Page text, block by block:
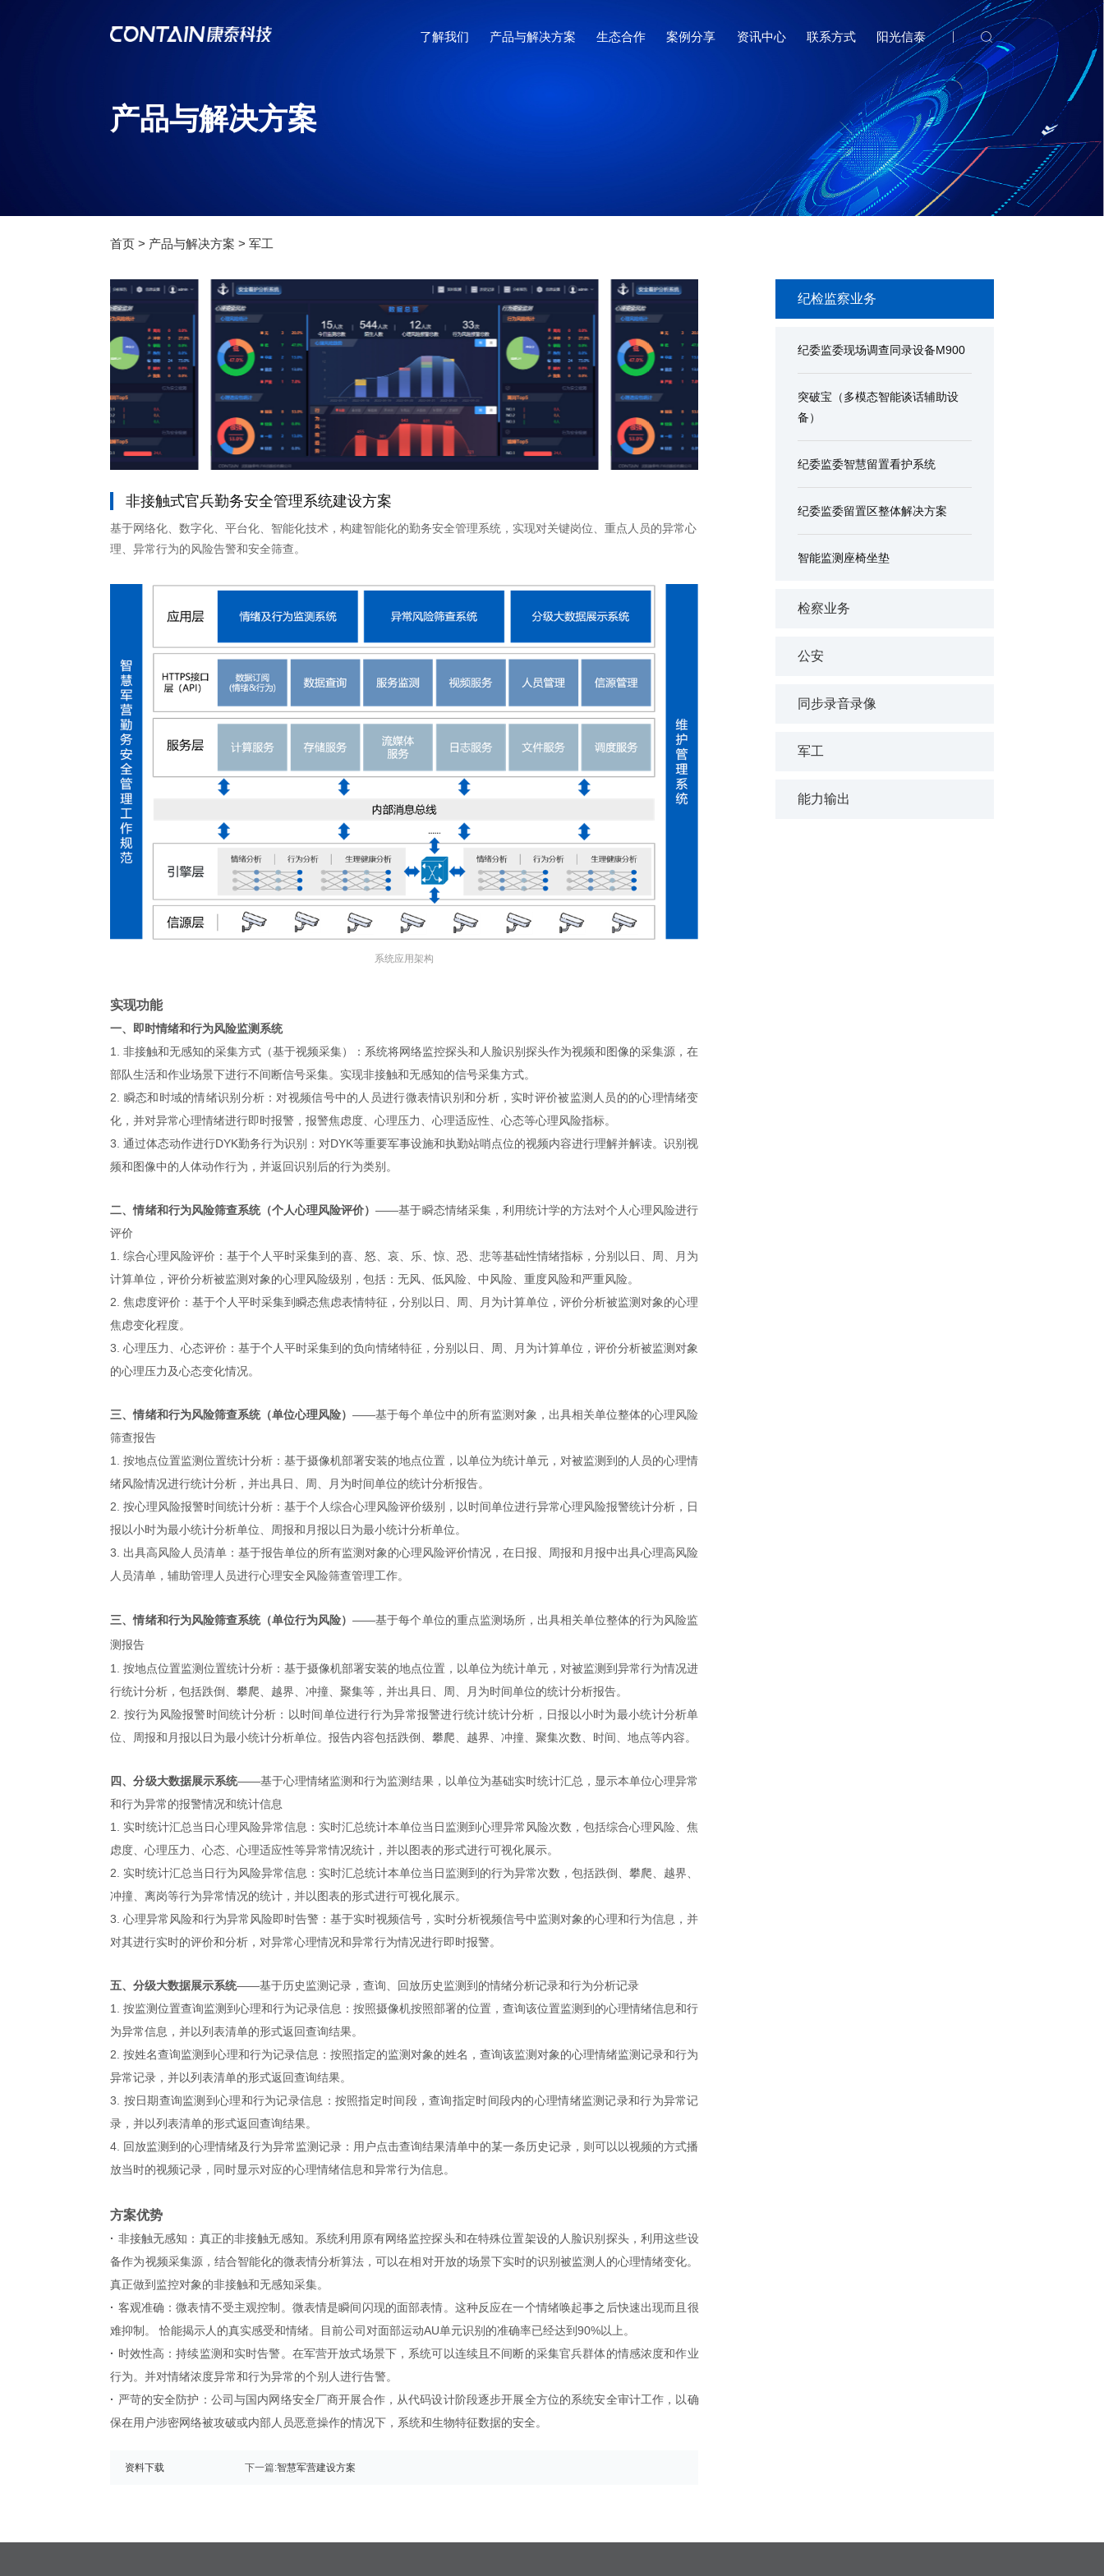
了解我们 产品与解决方案 生态合作 案例分享 资讯中心 联系方式 阳光信泰
产品与解决方案
首页 > 产品与解决方案 >军工
非接触式官兵勤务安全管理系统建设方案
基于网络化、数字化、平台化、智能化技术，构建智能化的勤务安全管理系统，实现对关键岗位、重点人员的异常心
理、异常行为的风险告警和安全筛查。
系统应用架构
实现功能
一、即时情绪和行为风险监测系统
1. 非接触和无感知的采集方式（基于视频采集）： 系统将网络监控探头和人脸识别探头作为视频和图像的采集源，在
部队生活和作业场景下进行不间断信号采集。实现非接触和无感知的信号采集方式。
2. 瞬态和时域的情绪识别分析：对视频信号中的人员进行微表情识别和分析，实时评价被监测人员的的心理情绪变
化，并对异常心理情绪进行即时报警，报警焦虑度、心理压力、心理适应性、心态等心理风险指标。
3. 通过体态动作进行DYK勤务行为识别：对DYK等重要军事设施和执勤站哨点位的视频内容进行理解并解读。识别视
频和图像中的人体动作行为，并返回识别后的行为类别。
二、情绪和行为风险筛查系统（个人心理风险评价）——基于瞬态情绪采集，利用统计学的方法对个人心理风险进行
评价
1. 综合心理风险评价：基于个人平时采集到的喜、怒、哀、乐、惊、恐、悲等基础性情绪指标，分别以日、周、月为
计算单位，评价分析被监测对象的心理风险级别，包括：无风、低风险、中风险、重度风险和严重风险。
2. 焦虑度评价：基于个人平时采集到瞬态焦虑表情特征，分别以日、周、月为计算单位，评价分析被监测对象的心理
焦虑变化程度。
3. 心理压力、心态评价：基于个人平时采集到的负向情绪特征，分别以日、周、月为计算单位，评价分析被监测对象
的心理压力及心态变化情况。
三、情绪和行为风险筛查系统（单位心理风险）——基于每个单位中的所有监测对象，出具相关单位整体的心理风险
筛查报告
1. 按地点位置监测位置统计分析：基于摄像机部署安装的地点位置，以单位为统计单元，对被监测到的人员的心理情
绪风险情况进行统计分析，并出具日、周、月为时间单位的统计分析报告。
2. 按心理风险报警时间统计分析：基于个人综合心理风险评价级别，以时间单位进行异常心理风险报警统计分析，日
报以小时为最小统计分析单位、周报和月报以日为最小统计分析单位。
3. 出具高风险人员清单：基于报告单位的所有监测对象的心理风险评价情况，在日报、周报和月报中出具心理高风险
人员清单，辅助管理人员进行心理安全风险筛查管理工作。
三、情绪和行为风险筛查系统（单位行为风险）——基于每个单位的重点监测场所，出具相关单位整体的行为风险监
测报告
1. 按地点位置监测位置统计分析：基于摄像机部署安装的地点位置，以单位为统计单元，对被监测到异常行为情况进
行统计分析，包括跌倒、攀爬、越界、冲撞、聚集等，并出具日、周、月为时间单位的统计分析报告。
2. 按行为风险报警时间统计分析： 以时间单位进行行为异常报警进行统计统计分析，日报以小时为最小统计分析单
位、周报和月报以日为最小统计分析单位。报告内容包括跌倒、攀爬、越界、冲撞、聚集次数、时间、地点等内容。
四、分级大数据展示系统——基于心理情绪监测和行为监测结果，以单位为基础实时统计汇总，显示本单位心理异常
和行为异常的报警情况和统计信息
1. 实时统计汇总当日心理风险异常信息： 实时汇总统计本单位当日监测到心理异常风险次数，包括综合心理风险、焦
虑度、心理压力、心态、心理适应性等异常情况统计，并以图表的形式进行可视化展示。
2. 实时统计汇总当日行为风险异常信息： 实时汇总统计本单位当日监测到的行为异常次数，包括跌倒、攀爬、越界、
冲撞、离岗等行为异常情况的统计，并以图表的形式进行可视化展示。
3. 心理异常风险和行为异常风险即时告警：基于实时视频信号，实时分析视频信号中监测对象的心理和行为信息，并
对其进行实时的评价和分析，对异常心理情况和异常行为情况进行即时报警。
五、分级大数据展示系统——基于历史监测记录，查询、回放历史监测到的情绪分析记录和行为分析记录
1. 按监测位置查询监测到心理和行为记录信息：按照摄像机按照部署的位置，查询该位置监测到的心理情绪信息和行
为异常信息，并以列表清单的形式返回查询结果。
2. 按姓名查询监测到心理和行为记录信息：按照指定的监测对象的姓名，查询该监测对象的心理情绪监测记录和行为
异常记录，并以列表清单的形式返回查询结果。
3. 按日期查询监测到心理和行为记录信息： 按照指定时间段，查询指定时间段内的心理情绪监测记录和行为异常记
录，并以列表清单的形式返回查询结果。
4. 回放监测到的心理情绪及行为异常监测记录： 用户点击查询结果清单中的某一条历史记录，则可以以视频的方式播
放当时的视频记录，同时显示对应的心理情绪信息和异常行为信息。
方案优势
· 非接触无感知 ： 真正的非接触无感知。 系统利用原有网络监控探头和在特殊位置架设的人脸识别探头，利用这些设
备作为视频采集源，结合智能化的微表情分析算法，可以在相对开放的场景下实时的识别被监测人的心理情绪变化。
真正做到监控对象的非接触和无感知采集。
· 客观准确 ：微表情不受主观控制。 微表情是瞬间闪现的面部表情。这种反应在一个情绪唤起事之后快速出现而且很
难抑制。 恰能揭示人的真实感受和情绪。目前公司对面部运动AU单元识别的准确率已经达到90%以上。
· 时效性高 ：持续监测和实时告警。 在军营开放式场景下，系统可以连续且不间断的采集官兵群体的情感浓度和作业
行为。并对情绪浓度异常和行为异常的个别人进行告警。
· 严苛的安全防护： 公司与国内网络安全厂商开展合作，从代码设计阶段逐步开展全方位的系统安全审计工作，以确
保在用户涉密网络被攻破或内部人员恶意操作的情况下，系统和生物特征数据的安全。
资料下载 下一篇:智慧军营建设方案
纪检监察业务
纪委监委现场调查同录设备M900
突破宝（多模态智能谈话辅助设
备）
纪委监委智慧留置看护系统
纪委监委留置区整体解决方案
智能监测座椅坐垫
检察业务
公安
同步录音录像
军工
能力输出